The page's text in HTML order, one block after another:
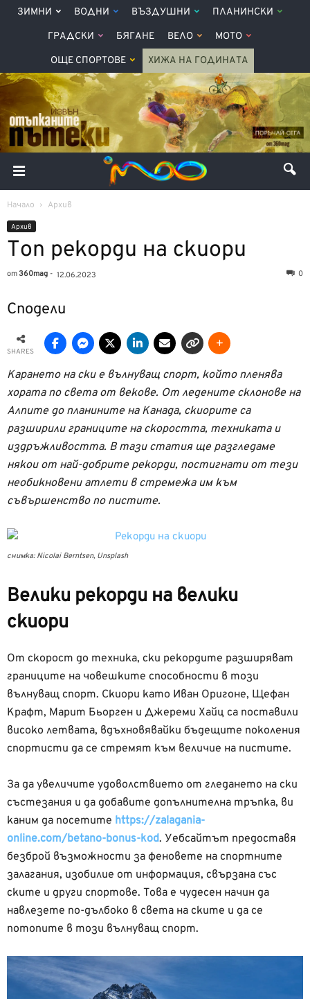
ЗИМНИ ВОДНИ ВЪЗДУШНИ ПЛАНИНСКИ
ГРАДСКИ БЯГАНЕ ВЕЛО МОТО
ОЩЕ СПОРТОВЕ ХИЖА НА ГОДИНАТА
Начало Архив
Архив
Топ рекорди на скиори
от360mag - 12.06.2023 0
Сподели
SHARES
Карането на ски е вълнуващ спорт, който пленява
хората по света от векове. От ледените склонове на
Алпите до планините на Канада, скиорите са
разширили границите на скоростта, техниката и
издръжливостта. В тази статия ще разгледаме
някои от най-добрите рекорди, постигнати от тези
необикновени атлети в стремежа им към
съвършенство по пистите.
снимка: Nicolai Berntsen, Unsplash
Велики рекорди на велики
скиори
От скорост до техника, ски рекордите разширяват
границите на човешките способности в този
вълнуващ спорт. Скиори като Иван Оригоне, Щефан
Крафт, Марит Бьорген и Джереми Хайц са поставили
високо летвата, вдъхновявайки бъдещите поколения
спортисти да се стремят към величие на пистите.
За да увеличите удоволствието от гледането на ски
състезания и да добавите допълнителна тръпка, ви
каним да посетите https://zalagania-
online.com/betano-bonus-kod. Уебсайтът предоставя
безброй възможности за феновете на спортните
залагания, изобилие от информация, свързана със
ските и други спортове. Това е чудесен начин да
навлезете по-дълбоко в света на ските и да се
потопите в този вълнуващ спорт.